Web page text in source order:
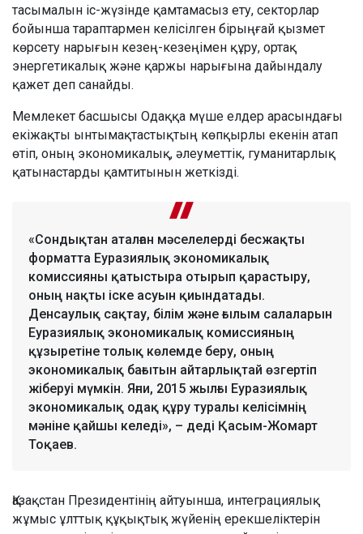
тасымалын іс-жүзінде қамтамасыз ету, секторлар
бойынша тараптармен келісілген бірыңғай қызмет
көрсету нарығын кезең-кезеңімен құру, ортақ
энергетикалық және қаржы нарығына дайындалу
қажет деп санайды.
Мемлекет басшысы Одаққа мүше елдер арасындағы
екіжақты ынтымақтастықтың көпқырлы екенін атап
өтіп, оның экономикалық, әлеуметтік, гуманитарлық
қатынастарды қамтитынын жеткізді.
«Сондықтан аталған мәселелерді бесжақты
форматта Еуразиялық экономикалық
комиссияны қатыстыра отырып қарастыру,
оның нақты іске асуын қиындатады.
Денсаулық сақтау, білім және ғылым салаларын
Еуразиялық экономикалық комиссияның
құзыретіне толық көлемде беру, оның
экономикалық бағытын айтарлықтай өзгертіп
жіберуі мүмкін. Яғни, 2015 жылғы Еуразиялық
экономикалық одақ құру туралы келісімнің
мәніне қайшы келеді», – деді Қасым-Жомарт
Тоқаев.
Қазақстан Президентінің айтуынша, интеграциялық
жұмыс ұлттық құқықтық жүйенің ерекшеліктерін